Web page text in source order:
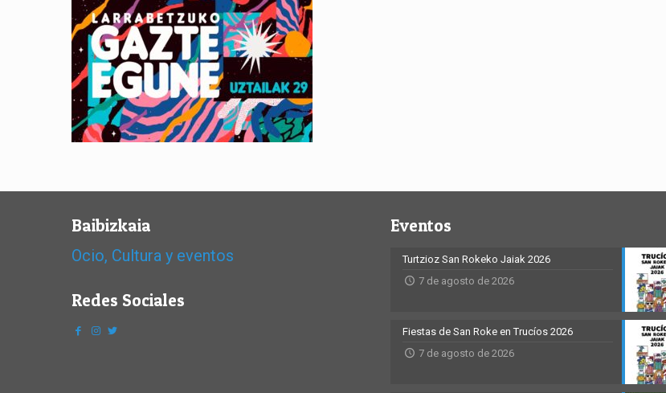
Baibizkaia
Ocio, Cultura y eventos
Redes Sociales
Eventos
Turtzioz San Rokeko Jaiak 2026
7 de agosto de 2026
Fiestas de San Roke en Trucíos 2026
7 de agosto de 2026